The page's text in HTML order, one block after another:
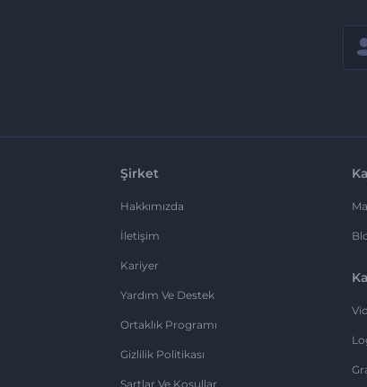
Şirket
Hakkımızda
İletişim
Kariyer
Yardım Ve Destek
Ortaklık Programı
Gizlilik Politikası
Şartlar Ve Koşullar